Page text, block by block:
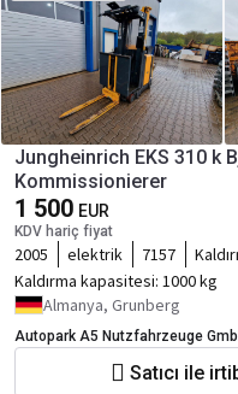
Jungheinrich EKS 310 k
Kommissionierer
1 500 EUR
KDV hariç fiyat
2005 elektrik 7157
Kaldırma kapasitesi: 1000 kg
Almanya, Grunberg
Autopark A5 Nutzfahrzeuge
Satıcı ile